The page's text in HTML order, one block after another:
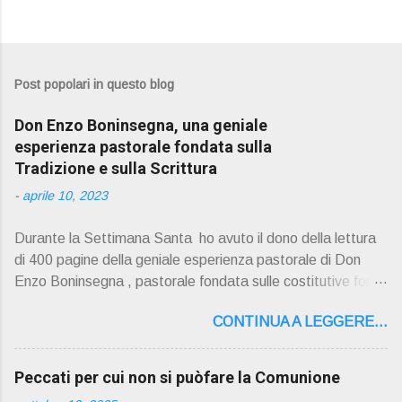
Post popolari in questo blog
Don Enzo Boninsegna, una geniale
esperienza pastorale fondata sulla
Tradizione e sulla Scrittura
- aprile 10, 2023
Durante la Settimana Santa ho avuto il dono della lettura
di 400 pagine della geniale esperienza pastorale di Don
Enzo Boninsegna , pastorale fondata sulle costitutive fon ti
Dio giunta in continuit à ecclesiale a noi per mezzo di Gesù,
degli Apostoli e dei loro successori . Io don Gino Oliosi v
orrei contribuire ad una lettura non pregiudiziale su don
Enzo Boninsegna . Per gli ultimi tempi di vita l'ho scelto
CONTINUA A LEGGERE...
Peccati per cui non si puòfare la Comunione